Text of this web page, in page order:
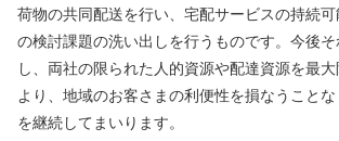
荷物の共同配送を行い、宅配サービスの持続
の検討課題の洗い出しを行うものです。今後
し、両社の限られた人的資源や配達資源を最
より、地域のお客さまの利便性を損なうこと
を継続してまいります。